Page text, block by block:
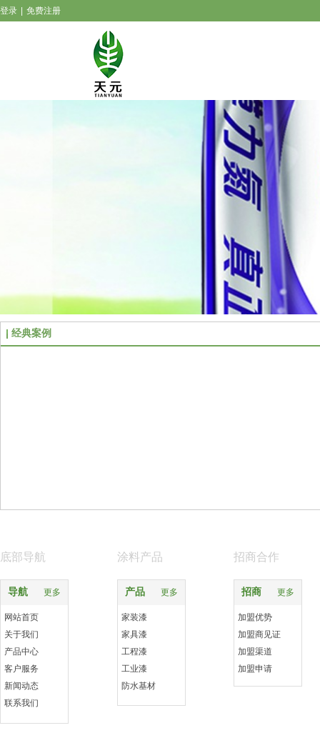
登录 免费注册
经典案例
导航 更多
网站首页
关于我们
产品中心
客户服务
新闻动态
联系我们
产品 更多
家装漆
家具漆
工程漆
工业漆
防水基材
招商 更多
加盟优势
加盟商见证
加盟渠道
加盟申请
底部导航 涂料产品 招商合作